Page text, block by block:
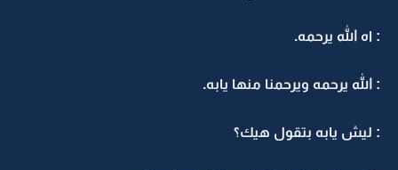
: اه الله يرحمه.
: الله يرحمه ويرحمنا منها يابه.
: ليش يابه بتقول هيك؟